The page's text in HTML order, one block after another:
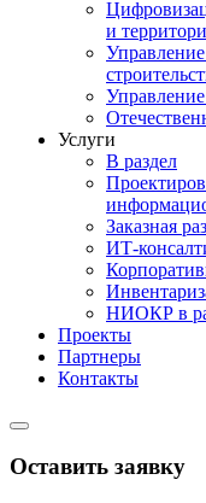
и
Услуги
В раздел
Заказная
ИТ-
НИОКР в
Проекты
Партнеры
Контакты
Оставить заявку